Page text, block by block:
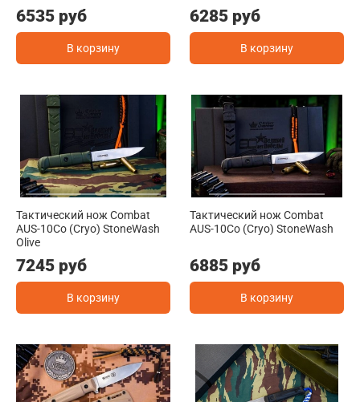
6535 руб
В корзину
6285 руб
В корзину
Тактический нож Combat
AUS-10Co (Cryo) StoneWash
Olive
7245 руб
В корзину
Тактический нож Combat
AUS-10Co (Cryo) StoneWash
6885 руб
В корзину